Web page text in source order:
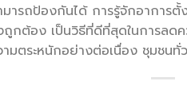
ารถป้องกันได้ การรู้จักอาการตั้
ถูกต้อง เป็นวิธีที่ดีที่สุดในการล
มตระหนักอย่างต่อเนื่อง ชุมชน